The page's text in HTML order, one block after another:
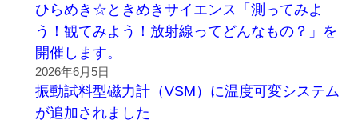
ひらめき☆ときめきサイエンス「測ってみよ
う！観てみよう！放射線ってどんなもの？」を
開催します。
2026年6月5日
振動試料型磁力計（VSM）に温度可変システム
が追加されました